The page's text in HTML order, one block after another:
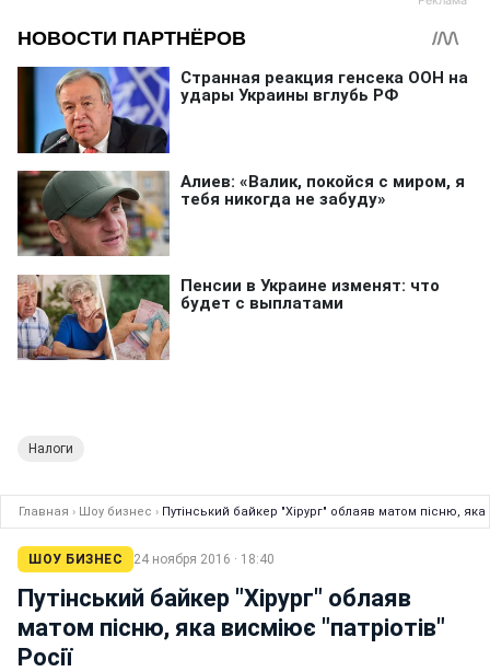
Налоги
Главная › Шоу бизнес › Путінський байкер "Хірург" облаяв матом пісню, яка
ШОУ БИЗНЕС 24 ноября 2016 · 18:40
Путінський байкер "Хірург" облаяв
матом пісню, яка висміює "патріотів"
Росії